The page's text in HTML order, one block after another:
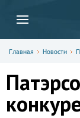
Главная Новости